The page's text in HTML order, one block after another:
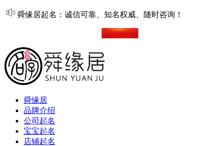
舜缘居起名：诚信可靠、知名权威、随时咨询！
舜缘居
品牌介绍
公司起名
宝宝起名
店铺起名